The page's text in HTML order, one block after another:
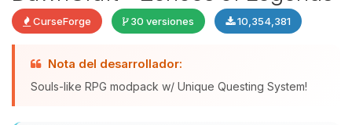
CurseForge 30 versiones 10,354,381
Nota del desarrollador:
Souls-like RPG modpack w/ Unique Questing System!